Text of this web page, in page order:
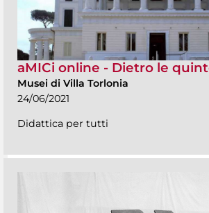
aMICi online - Dietro le
Musei di Villa Torlonia
24/06/2021
Didattica per tutti